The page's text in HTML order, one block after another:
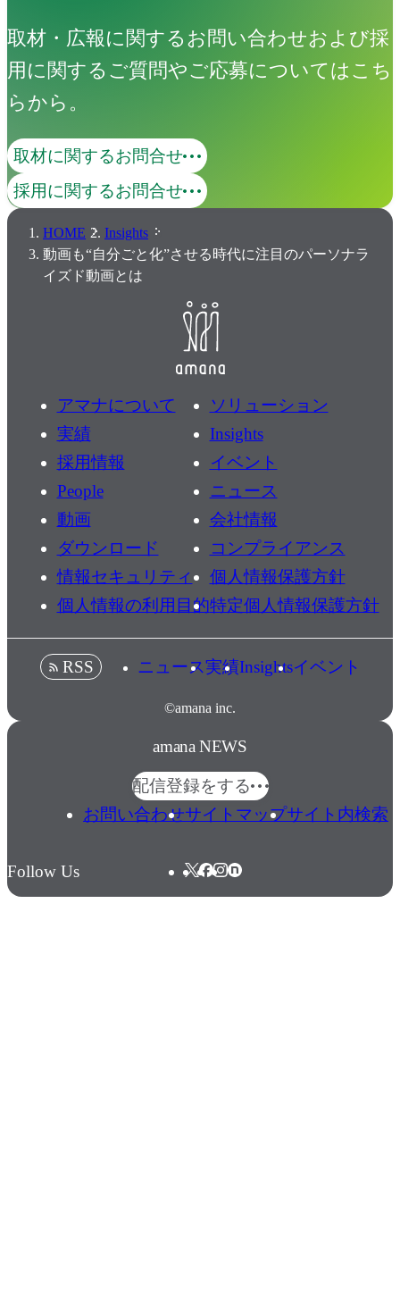
取材・広報に関するお問い合わせおよび採
用に関するご質問やご応募についてはこち
らから。
取材に関するお問合せ
採用に関するお問合せ
HOME
Insights
動画も“自分ごと化”させる時代に注目のパーソナラ
イズド動画とは
アマナについて
ソリューション
実績
Insights
採用情報
イベント
People
ニュース
動画
会社情報
ダウンロード
コンプライアンス
情報セキュリティ
個人情報保護方針
個人情報の利用目的特定個人情報保護方針
©amana inc.
RSS ニュース実績Insightsイベント
amana NEWS
配信登録をする
お問い合わせサイトマップサイト内検索
Follow Us